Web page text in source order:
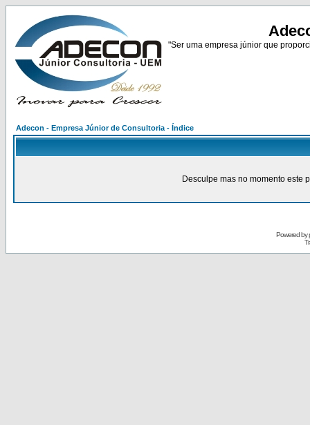
"Ser uma empresa júnior que
Adecon - Empresa Júnior de Consultoria - Índice
Desculpe mas no momento este
Powered by